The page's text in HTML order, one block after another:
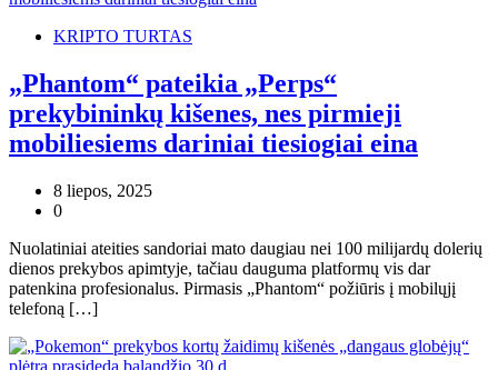
KRIPTO TURTAS
„Phantom“ pateikia „Perps“
prekybininkų kišenes, nes pirmieji
mobiliesiems dariniai tiesiogiai eina
8 liepos, 2025
0
Nuolatiniai ateities sandoriai mato daugiau nei 100 milijardų dolerių
dienos prekybos apimtyje, tačiau dauguma platformų vis dar
patenkina profesionalus. Pirmasis „Phantom“ požiūris į mobilųjį
telefoną […]